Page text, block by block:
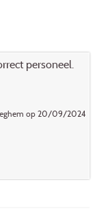
personeel.
op 20/09/2024